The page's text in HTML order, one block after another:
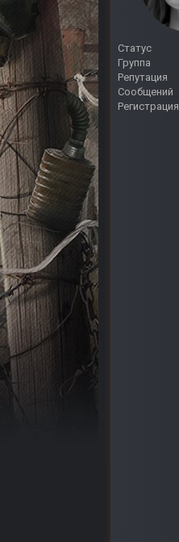
Статус
Группа
Репутация
Сообщений
Регистрация